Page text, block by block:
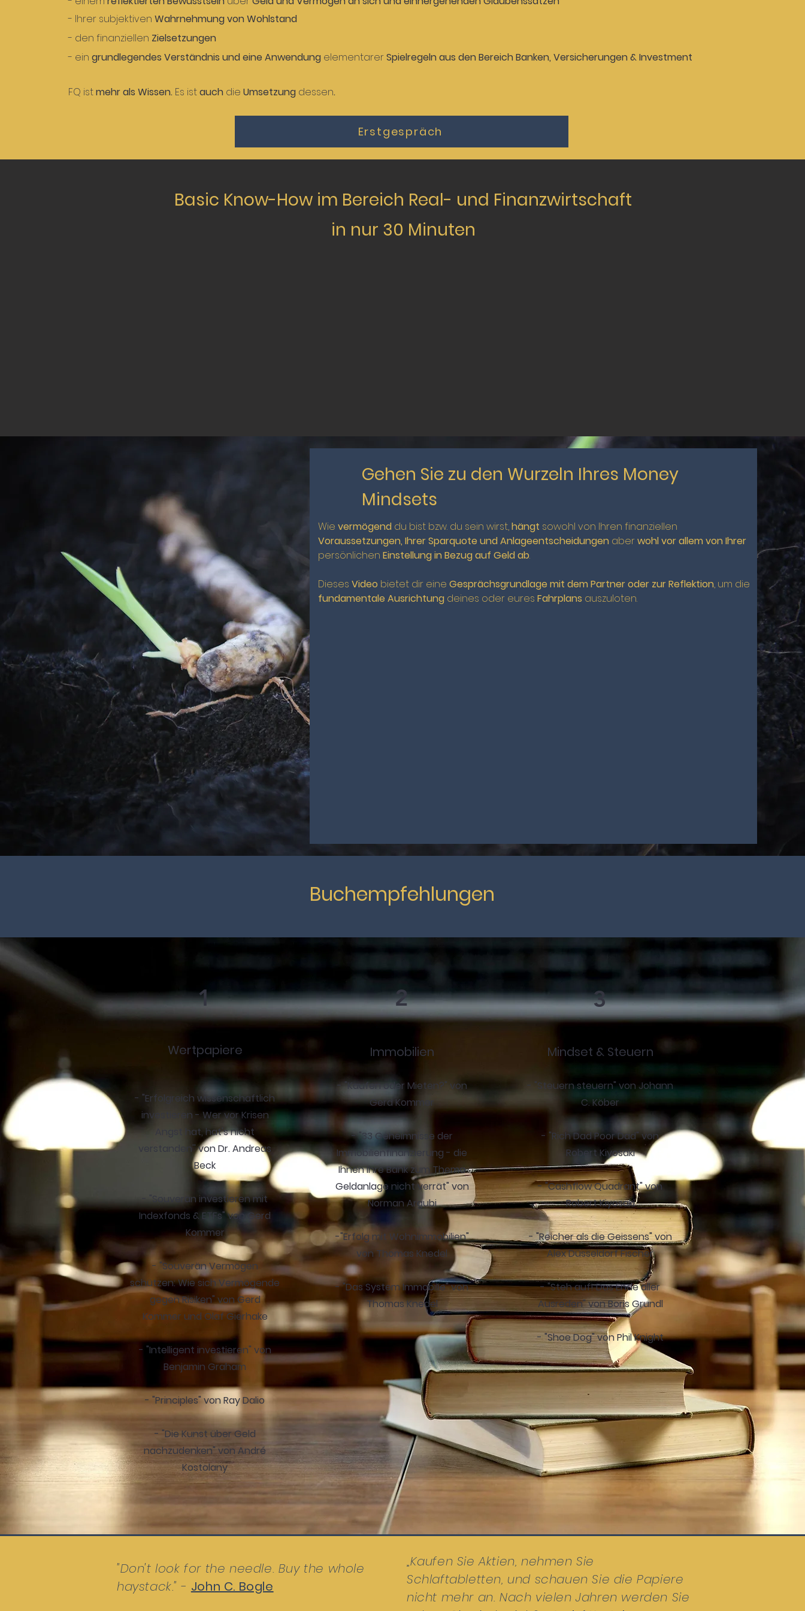
- Ihrer subjektiven Wahrnehmung von Wohlstand
- den finanziellen Zielsetzungen
- ein grundlegendes Verständnis und eine Anwendung elementarerSpielregeln aus den Bereich Banken, Versicherungen &Investment
FQ istmehr als Wissen. Es istauch die Umsetzung dessen.
Erstgespräch
Basic Know-How im Bereich Real- und Finanzwirtschaft
in nur 30 Minuten
Gehen Sie zu den Wurzeln Ihres Money
Mindsets
Wie vermögenddu bist bzw. du sein wirst,hängt sowohl von Ihren finanziellen
Voraussetzungen, Ihrer Sparquote und Anlageentscheidungen aberwohl vor allem von Ihrer
persönlichen Einstellung in Bezug auf Geld ab.
Dieses Video bietet dir eine Gesprächsgrundlage mit dem Partner oder zur Reflektion, um die
fundamentale Ausrichtungdeines oder eures Fahrplans auszuloten.
Buchempfehlungen
1
Wertpapiere
- "Erfolgreich wissenschaftlich
investieren - Wer vor Krisen
Angst hat, hat's nicht
verstanden'' von Dr. Andreas
Beck
- "Souverän investieren mit
Indexfonds & ETFs" von Gerd
Kommer
- "Souverän Vermögen
schützen: Wie sich Vermögende
gegen Risiken" von Gerd
Kommer und Olaf Gierhake
- "Intelligent investieren" von
Benjamin Graham
- "Principles" von Ray Dalio
- "Die Kunst über Geld
nachzudenken" von André
Kostolany
2
Immobilien
- "Kaufen oder Mieten?" von
Gerd Kommer
- "33 Geheimnisse der
Immobilienfinanzierung - die
Ihnen Ihre Bank zum Thema
Geldanlage nicht verrät" von
Norman Argubi
-"Erfolg mit Wohnimmobilien"
von Thomas Knedel
- "Das System Immobilie" von
Thomas Knedel
3
Mindset & Steuern
- "Steuern steuern" von Johann
C. Köber
- "Rich Dad Poor Dad" von
Robert Kiyosaki
- "Cashflow Quadrant" von
Robert Kiyosaki
- "Reicher als die Geissens" von
Alex Düsseldorf Fischer
- "Steh auf! Das Ende aller
Ausreden" von Boris Grundl
- "Shoe Dog" von Phil Knight
"Don't look for the needle. Buy the whole
haystack." - John C. Bogle
„Kaufen Sie Aktien, nehmen Sie
Schlaftabletten, und schauen Sie die Papiere
nicht mehr an. Nach vielen Jahren werden Sie